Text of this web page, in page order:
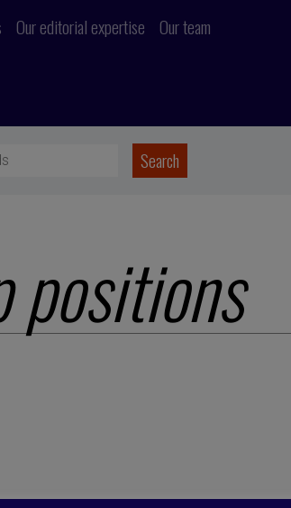
Our editorial expertise Our team
positions